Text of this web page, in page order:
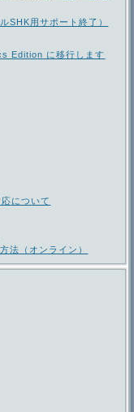
SHK用サポート終了）
Edition に移行します
について
法（オンライン）